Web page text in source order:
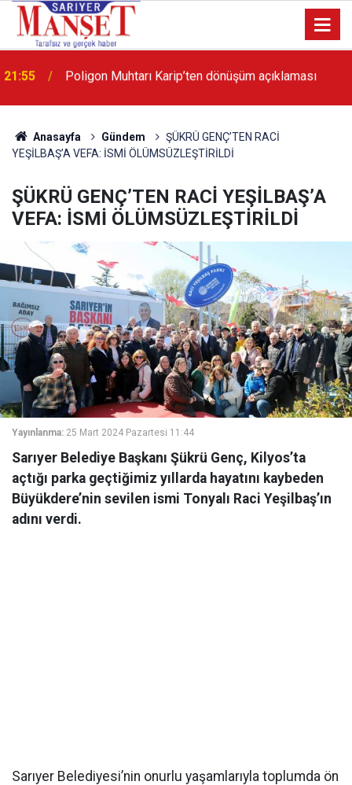
13:36 'Poligon'da İstanbul'a örnek proje gerçekleştirilecek'
Anasayfa Gündem
ŞÜKRÜ GENÇ’TEN RACİ
YEŞİLBAŞ’A VEFA: İSMİ ÖLÜMSÜZLEŞTİRİLDİ
ŞÜKRÜ GENÇ’TEN RACİ YEŞİLBAŞ’A
VEFA: İSMİ ÖLÜMSÜZLEŞTİRİLDİ
Yayınlanma: 25 Mart 2024 Pazartesi 11:44
Sarıyer Belediye Başkanı Şükrü Genç, Kilyos’ta
açtığı parka geçtiğimiz yıllarda hayatını kaybeden
Büyükdere’nin sevilen ismi Tonyalı Raci Yeşilbaş’ın
adını verdi.
Sarıyer Belediyesi’nin onurlu yaşamlarıyla toplumda ön